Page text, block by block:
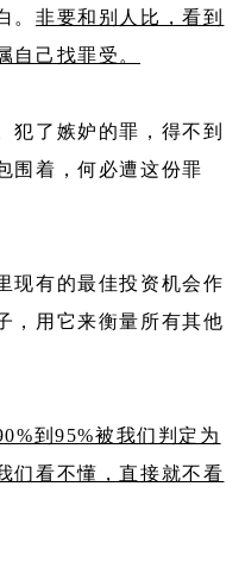
。非要和别人比，看到
自己找罪受。
犯了嫉妒的罪，得不到
围着，何必遭这份罪
现有的最佳投资机会作
，用它来衡量所有其他
到95%被我们判定为
们看不懂，直接就不看